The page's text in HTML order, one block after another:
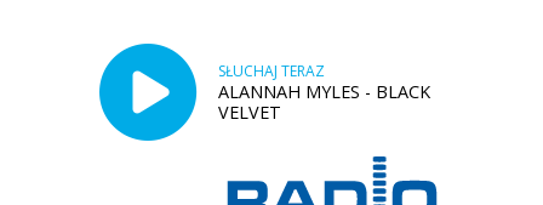
SŁUCHAJ TERAZ
ALANNAH MYLES - BLACK
VELVET